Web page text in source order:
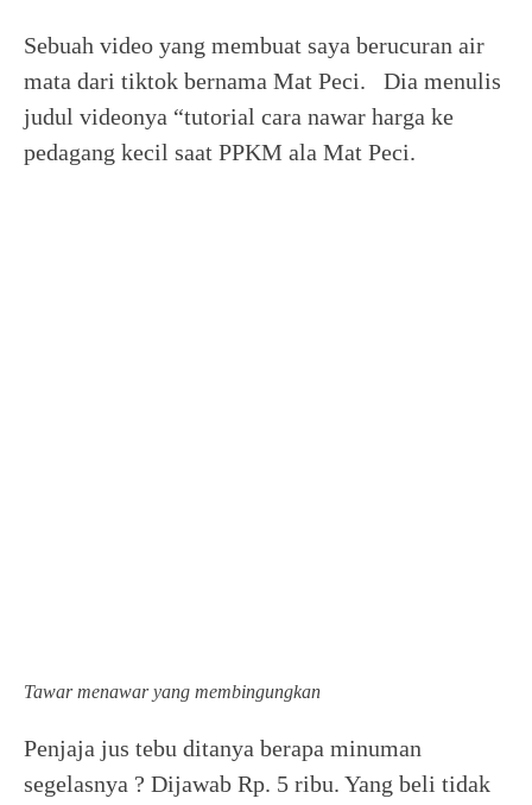
Sebuah video yang membuat saya berucuran air
mata dari tiktok bernama Mat Peci. Dia menulis
judul videonya “tutorial cara nawar harga ke
pedagang kecil saat PPKM ala Mat Peci.
Tawar menawar yang membingungkan
Penjaja jus tebu ditanya berapa minuman
segelasnya ? Dijawab Rp. 5 ribu. Yang beli tidak